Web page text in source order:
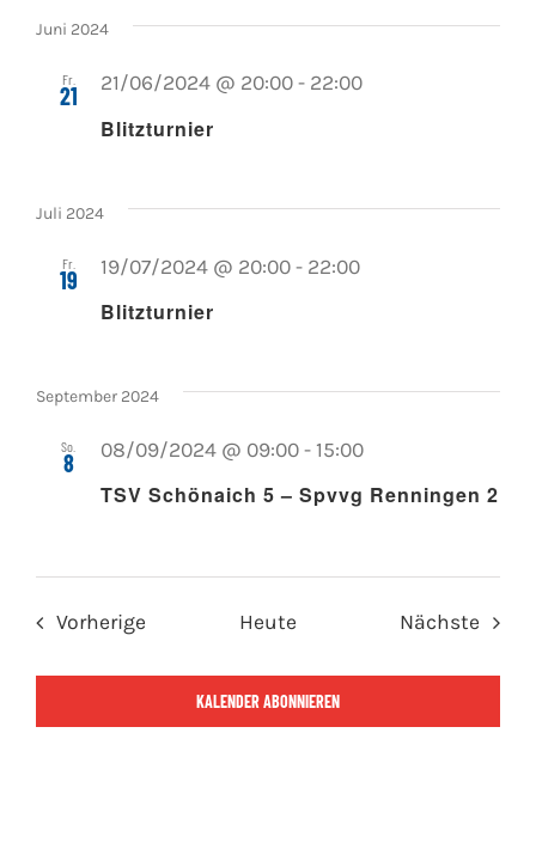
Juni 2024
Fr.
21
Blitzturnier
21/06/2024 @ 20:00 - 22:00
Juli 2024
Fr.
19
Blitzturnier
19/07/2024 @ 20:00 - 22:00
September 2024
So.
8
TSV Schönaich 5 – Spvvg Renningen 2
08/09/2024 @ 09:00 - 15:00
VorherigeVeranstaltungen
Heute Nächste
KALENDER ABONNIEREN